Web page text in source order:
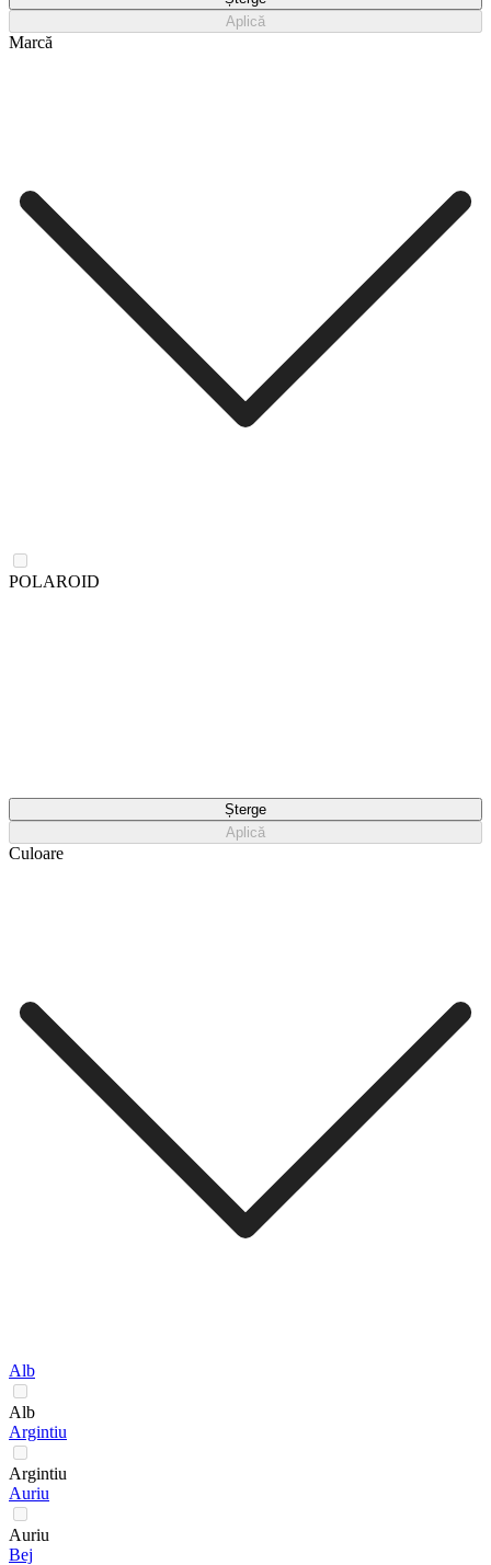
Aplică
Marcă
POLAROID
Șterge
Aplică
Culoare
Alb
Alb
Argintiu
Argintiu
Auriu
Auriu
Bej